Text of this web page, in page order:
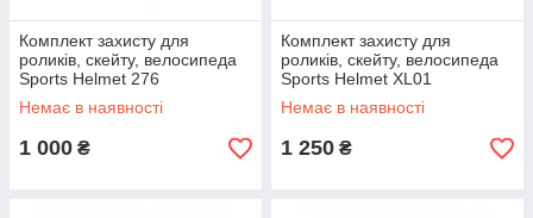
Комплект захисту для
роликів, скейту, велосипеда
Sports Helmet 276
Немає в наявності
1 000 ₴
Комплект захисту для
роликів, скейту, велосипеда
Sports Helmet XL01
Немає в наявності
1 250 ₴